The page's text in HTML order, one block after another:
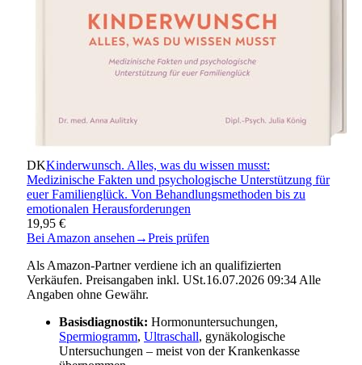
DKKinderwunsch. Alles, was du wissen musst:
Medizinische Fakten und psychologische Unterstützung für
euer Familienglück. Von Behandlungsmethoden bis zu
emotionalen Herausforderungen
19,95 €
Bei Amazon ansehen →Preis prüfen
Als Amazon-Partner verdiene ich an qualifizierten
Verkäufen. Preisangaben inkl. USt.16.07.2026 09:34 Alle
Angaben ohne Gewähr.
Basisdiagnostik: Hormonuntersuchungen,
Spermiogramm, Ultraschall, gynäkologische
Untersuchungen – meist von der Krankenkasse